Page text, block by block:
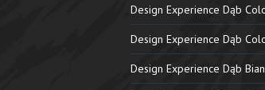
Design Experience Dąb
Design Experience Dąb
Design Experience Dąb